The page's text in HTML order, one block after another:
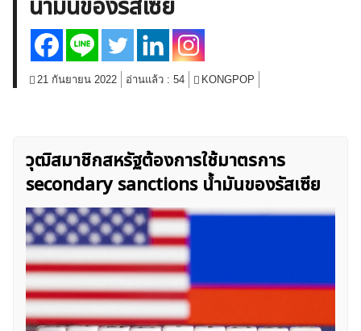
สินค้าโภคภัณฑ์
โบรกเกอร์ FX
กองทุน Forex
ฟรี EA
น้ำมันของรัสเซีย
21 กันยายน 2022 อ่านแล้ว : 54 KONGPOP
วุฒิสมาชิกสหรัฐต้องการใช้มาตรการ
secondary sanctions น้ำมันของรัสเซีย